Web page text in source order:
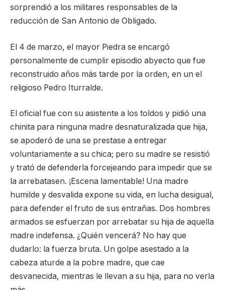
sorprendió a los militares responsables de la
reducción de San Antonio de Obligado.
El 4 de marzo, el mayor Piedra se encargó
personalmente de cumplir episodio abyecto que fue
reconstruido años más tarde por la orden, en un el
religioso Pedro Iturralde.
El oficial fue con su asistente a los toldos y pidió una
chinita para ninguna madre desnaturalizada que hija,
se apoderó de una se prestase a entregar
voluntariamente a su chica; pero su madre se resistió
y trató de defenderla forcejeando para impedir que se
la arrebatasen. ¡Escena lamentable! Una madre
humilde y desvalida expone su vida, en lucha desigual,
para defender el fruto de sus entrañas. Dos hombres
armados se esfuerzan por arrebatar su hija de aquella
madre indefensa. ¿Quién vencerá? No hay que
dudarlo: la fuerza bruta. Un golpe asestado a la
cabeza aturde a la pobre madre, que cae
desvanecida, mientras le llevan a su hija, para no verla